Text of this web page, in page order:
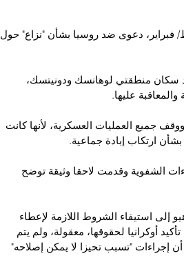
بالإشارة إلى أن أوكرانيا قدمت، في 26 شباط/ فبراير، دعوى ضد روسيا بشأن "نزاع" حول
سكان منطقتي لوهانسك ودونيتسك،
عليها.
جميع العمليات العسكرية، لأنها كانت
ارتكاب إبادة جماعية.
الشفوية وقدمت لاحقا وثيقة توضح
إلى استيفاء الشروط اللازمة لإعطاء
أوكرانيا لحقوقها، معقولة، ولم يتم
إجراءات "تسبب تحيزا لا يمكن إصلاحه"